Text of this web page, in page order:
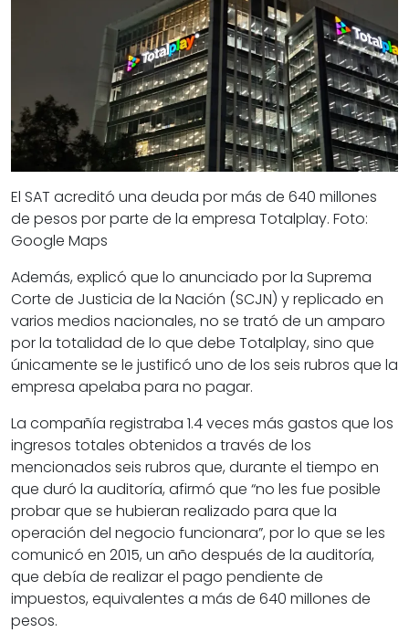
El SAT acreditó una deuda por más de 640 millones
de pesos por parte de la empresa Totalplay. Foto:
Google Maps
Además, explicó que lo anunciado por la Suprema
Corte de Justicia de la Nación (SCJN) y replicado en
varios medios nacionales, no se trató de un amparo
por la totalidad de lo que debe Totalplay, sino que
únicamente se le justificó uno de los seis rubros que la
empresa apelaba para no pagar.
La compañía registraba 1.4 veces más gastos que los
ingresos totales obtenidos a través de los
mencionados seis rubros que, durante el tiempo en
que duró la auditoría, afirmó que “no les fue posible
probar que se hubieran realizado para que la
operación del negocio funcionara”, por lo que se les
comunicó en 2015, un año después de la auditoría,
que debía de realizar el pago pendiente de
impuestos, equivalentes a más de 640 millones de
pesos.